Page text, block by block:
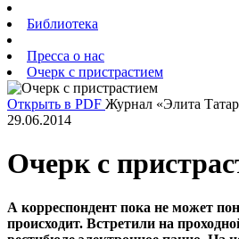
Библиотека
Пресса о нас
Очерк с пристрастием
Открыть в PDF Журнал «Элита
29.06.2014
Очерк с
А корреспондент пока не может
происходит. Встретили на